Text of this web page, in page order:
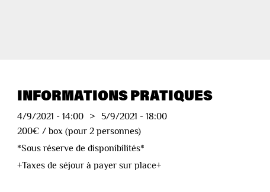
INFORMATIONS PRATIQUES
4/9/2021 -14:00 > 5/9/2021 -18:00
200€ / box (pour 2 personnes)
*Sous réserve de disponibilités*
+Taxes de séjour à payer sur place+